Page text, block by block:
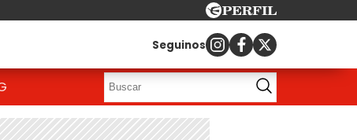
Seguinos